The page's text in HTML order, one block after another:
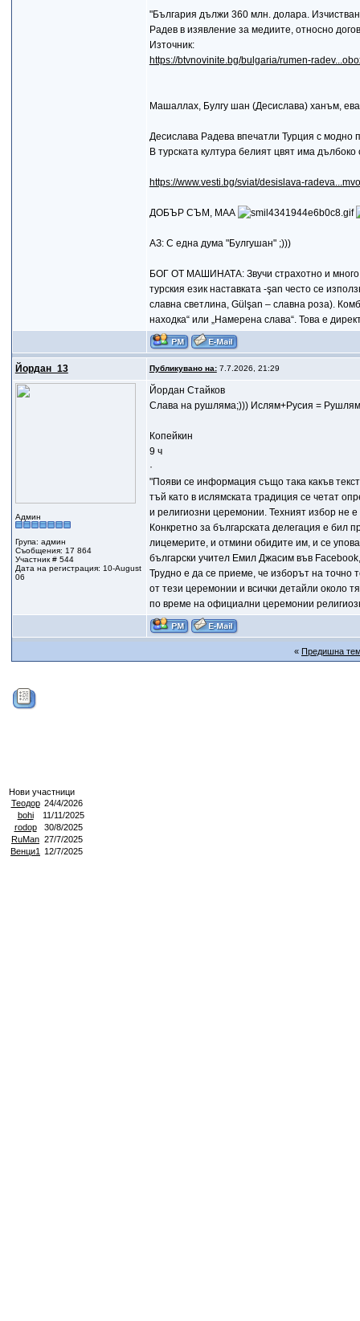
"България дължи 360 млн. долара.
Радев в изявление за медиите, относно
Източник:
https://btvnovinite.bg/bulgaria/rumen-
Maшаллах, Булгу шан (Десислава) ханъм,
Десислава Радева впечатли Турция с модно
В турската култура белият цвят има
https://www.vesti.bg/sviat/desislava-
ДОБЪР СЪМ, МАА
АЗ: С една дума "Булгушан" ;)))
БОГ ОТ МАШИНАТА: Звучи страхотно и много
турския език наставката -şan често се
славна светлина, Gülşan – славна роза).
находка“ или „Намерена слава“. Това е
Йордан_13 Публикувано на:7.7.2026, 21:29
Админ
Група: админ
Съобщения: 17 864
Участник # 544
Дата на регистрация: 10-August
06
Йордан Стайков
Слава на рушляма;))) Ислям+Русия =
Копейкин
9 ч
·
"Появи се информация също така какъв
тъй като в ислямската традиция се четат
и религиозни церемонии. Техният избор не е
Конкретно за българската делегация е бил
лицемерите, и отмини обидите им, и се
български учител Емил Джасим във
Трудно е да се приеме, че изборът на точно
от тези церемонии и всички детайли около
по време на официални церемонии
« Предишна
Нови участници
Теодор 24/4/2026
bohi
11/11/2025
rodop
30/8/2025
RuMan 27/7/2025
Венци1
12/7/2025